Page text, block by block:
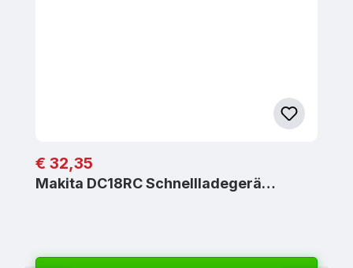
Regulärer Preis:
€ 32,35
Makita DC18RC Schnellladegerä…